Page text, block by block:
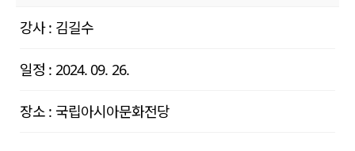
강사: 김길수
일정 : 2024. 09. 26.
장소 : 국립아시아문화전당